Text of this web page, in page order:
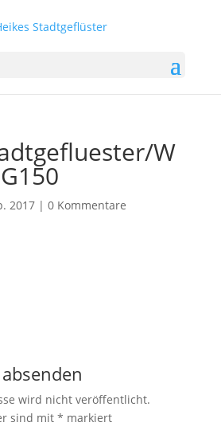
W
2017| 0 Kommentare
wird nicht veröffentlicht.
sind mit * markiert